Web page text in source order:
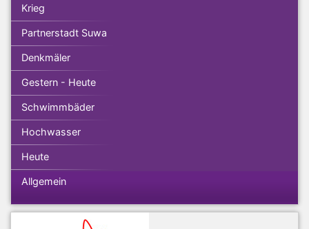
Krieg
Partnerstadt Suwa
Denkmäler
Gestern - Heute
Schwimmbäder
Hochwasser
Heute
Allgemein